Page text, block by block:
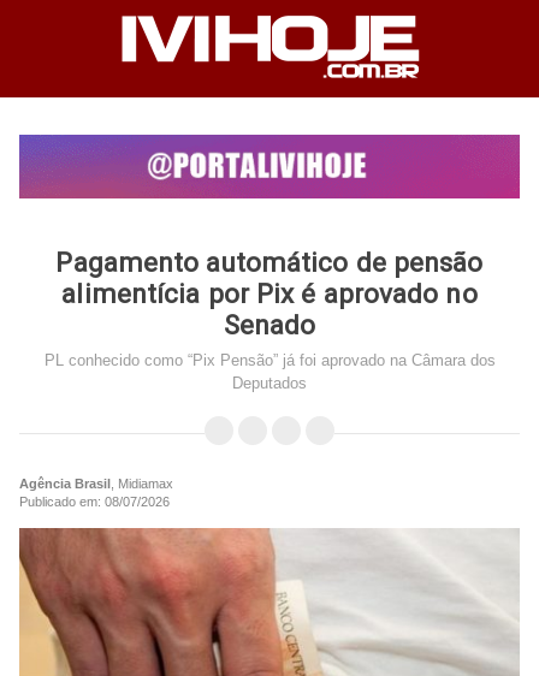
Pagamento automático de pensão
alimentícia por Pix é aprovado no
Senado
PL conhecido como “Pix Pensão” já foi aprovado na Câmara dos
Deputados
Agência Brasil , Midiamax
Publicado em: 08/07/2026